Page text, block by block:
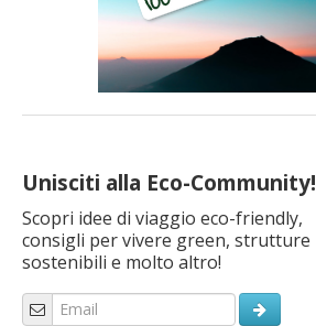
Unisciti alla Eco-Community!
Scopri idee di viaggio eco-friendly,
consigli per vivere green, strutture
sostenibili e molto altro!